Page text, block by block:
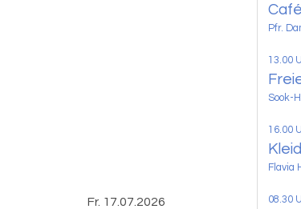
Pfr.
13.00
Sook-
16.00
Flavia
Fr. 17.07.2026 08.30